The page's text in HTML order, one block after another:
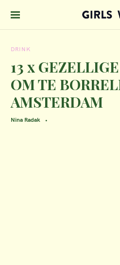
DRINK
13 x
OM TE
AMSTERDAM
Nina Radak